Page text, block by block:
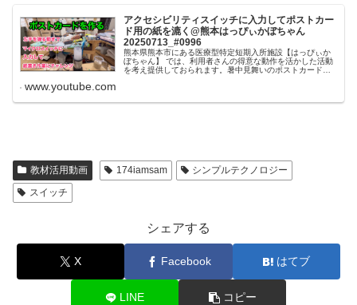
アクセシビリティスイッチに入力してポストカー
ド用の紙を漉く@熊本はっぴぃかぼちゃん
20250713_#0996
熊本県熊本市にある医療型特定短期入所施設【はっぴぃか
ぼちゃん】 では、利用者さんの得意な動作を活かした活動
を考え提供しておられます。暑中見舞いのポストカードを
www.youtube.com
教材活用動画 174iamsam
シンプルテクノロジー
スイッチ
シェアする
X Facebook はてブ
LINE コピー